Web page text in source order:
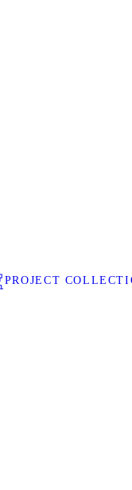
PROJECT